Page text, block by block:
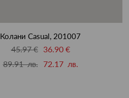
Колани Casual, 201007
45.97 €
36.90 €
89.91 лв.
72.17 лв.